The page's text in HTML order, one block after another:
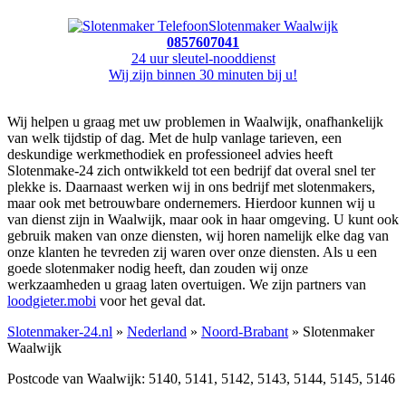
Slotenmaker Waalwijk
0857607041
24 uur sleutel-nooddienst
Wij zijn binnen 30 minuten bij u!
Wij helpen u graag met uw problemen in Waalwijk, onafhankelijk
van welk tijdstip of dag. Met de hulp vanlage tarieven, een
deskundige werkmethodiek en professioneel advies heeft
Slotenmake-24 zich ontwikkeld tot een bedrijf dat overal snel ter
plekke is. Daarnaast werken wij in ons bedrijf met slotenmakers,
maar ook met betrouwbare ondernemers. Hierdoor kunnen wij u
van dienst zijn in Waalwijk, maar ook in haar omgeving. U kunt ook
gebruik maken van onze diensten, wij horen namelijk elke dag van
onze klanten he tevreden zij waren over onze diensten. Als u een
goede slotenmaker nodig heeft, dan zouden wij onze
werkzaamheden u graag laten overtuigen. We zijn partners van
loodgieter.mobi voor het geval dat.
Slotenmaker-24.nl » Nederland » Noord-Brabant » Slotenmaker
Waalwijk
Postcode van Waalwijk: 5140, 5141, 5142, 5143, 5144, 5145, 5146